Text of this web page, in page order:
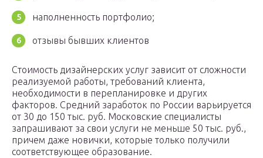
наполненность портфолио;
отзывы бывших клиентов
Стоимость дизайнерских услуг зависит от сложности
реализуемой работы, требований клиента,
необходимости в перепланировке и других
факторов. Средний заработок по России варьируется
от 30 до 150 тыс. руб. Московские специалисты
запрашивают за свои услуги не меньше 50 тыс. руб.,
причем даже новички, которые только получили
соответствующее образование.